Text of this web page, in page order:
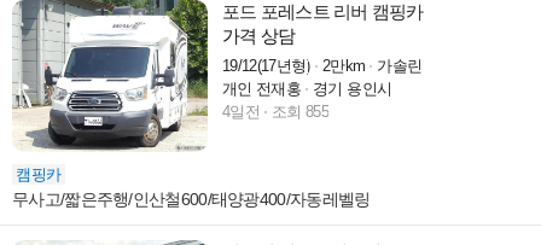
포드 포레스트 리버 캠핑카
가격 상담
19/12(17년형) 2만km
가솔린
개인 전재홍
경기 용인시
4일전
조회 855
캠핑카
무사고/짧은주행/인산철600/태양광400/자동레벨링